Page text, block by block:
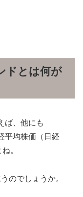
ドとは何が
ば、他にも
平均株価（日経
。
のでしょうか。